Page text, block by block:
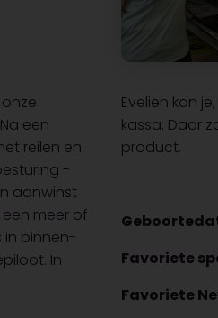
een
reilen en
-
aanwinst
meer of
in binnen-
In
Evelien kan
kassa. Daar
product.
Favoriete
Favoriete